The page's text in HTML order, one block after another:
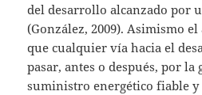
del desarrollo alcanzado por
(González, 2009). Asimismo
que cualquier vía hacia el
pasar, antes o después, por la
suministro energético fiable y